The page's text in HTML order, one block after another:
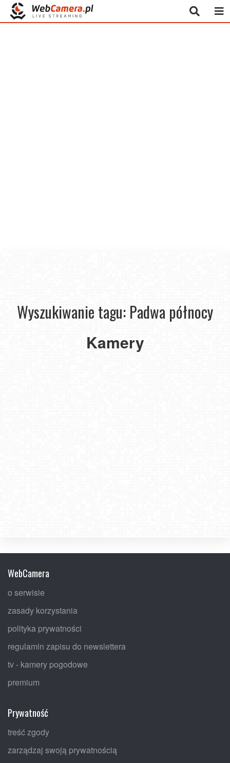
Wyszukiwanie tagu: Padwa północy
Kamery
ZAMOŚĆ
WebCamera
o serwisie
zasady korzystania
polityka prywatności
regulamin zapisu do newslettera
tv - kamery pogodowe
premium
Prywatność
treść zgody
zarządzaj swoją prywatnością